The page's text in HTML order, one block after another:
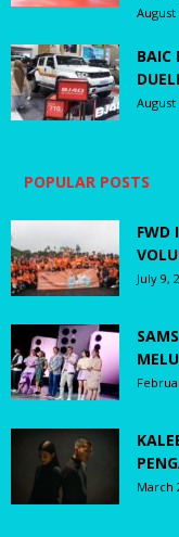
August
BAIC
August
POPULAR POSTS
FWD
July 9,
March